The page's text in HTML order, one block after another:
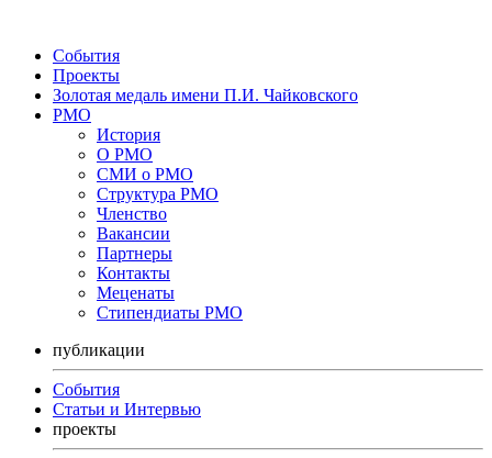
События
Проекты
Золотая медаль имени П.И. Чайковского
РМО
История
О РМО
СМИ о РМО
Структура РМО
Членство
Вакансии
Партнеры
Контакты
Меценаты
Стипендиаты РМО
публикации
События
Статьи и Интервью
проекты